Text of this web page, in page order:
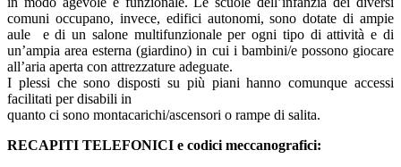
comuni occupano, invece, edifici autonomi, sono dotate di ampie
aule e di un salone multifunzionale per ogni tipo di attività e di
un’ampia area esterna (giardino) in cui i bambini/e possono giocare
all’aria aperta con attrezzature adeguate.
I plessi che sono disposti su più piani hanno comunque accessi
facilitati per disabili in
quanto ci sono montacarichi/ascensori o rampe di salita.
RECAPITI TELEFONICI e codici meccanografici: